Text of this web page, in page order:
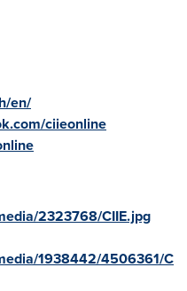
en/
ciieonline
2323768/CIIE.jpg
1938442/4506361/C